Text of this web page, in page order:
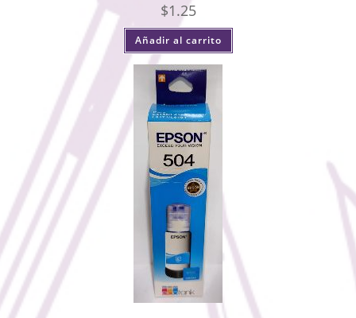
$1.25
Añadir al carrito